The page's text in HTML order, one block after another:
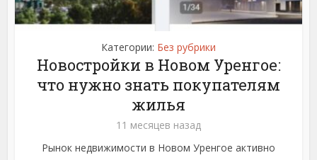
Категории: Без рубрики
Новостройки в Новом Уренгое:
что нужно знать покупателям
жилья
11 месяцев назад
Рынок недвижимости в Новом Уренгое активно